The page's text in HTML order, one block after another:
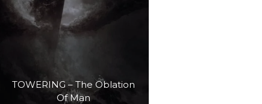
TOWERING – The Oblation
Of Man